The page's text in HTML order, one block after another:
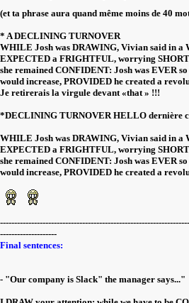
(et ta phrase aura quand même moins de 40
* A DECLINING TURNOVER
WHILE Josh was DRAWING, Vivian said in a
EXPECTED a FRIGHTFUL, worrying
she remained CONFIDENT: Josh was EVER
would increase, PROVIDED he created a
Je retirerais la virgule devant «that » !!!
*DECLINING TURNOVER HELLO dernière
WHILE Josh was DRAWING, Vivian said in a
EXPECTED a FRIGHTFUL, worrying
she remained CONFIDENT: Josh was EVER
would increase, PROVIDED he created a
--------------------
Final sentences:
- "Our company is Slack" the manager says..."